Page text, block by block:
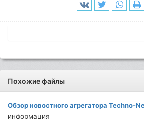
Похожие файлы
Обзор новостного агрегатора Techno-
информация